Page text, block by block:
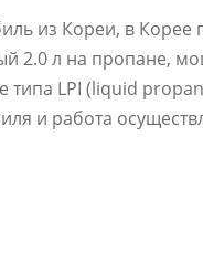
из Кореи, в
2.0 л на пропане,
типа LPI (liquid
и работа